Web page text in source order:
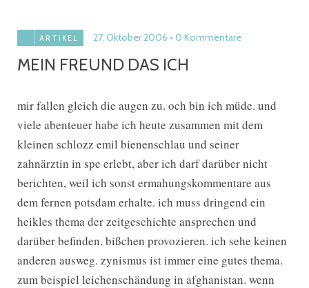
ARTIKEL 27. Oktober 2006 0 Kommentare
MEIN FREUND DAS ICH
mir fallen gleich die augen zu. och bin ich müde. und
viele abenteuer habe ich heute zusammen mit dem
kleinen schlozz emil bienenschlau und seiner
zahnärztin in spe erlebt, aber ich darf darüber nicht
berichten, weil ich sonst ermahungskommentare aus
dem fernen potsdam erhalte. ich muss dringend ein
heikles thema der zeitgeschichte ansprechen und
darüber befinden. bißchen provozieren. ich sehe keinen
anderen ausweg. zynismus ist immer eine gutes thema.
zum beispiel leichenschändung in afghanistan. wenn